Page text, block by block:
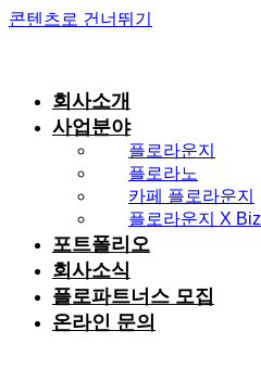
콘텐츠로 건너뛰기
회사소개
사업분야
플로라운지
플로라노
카페 플로라운지
플로라운지 X Biz
포트폴리오
회사소식
플로파트너스 모집
온라인 문의